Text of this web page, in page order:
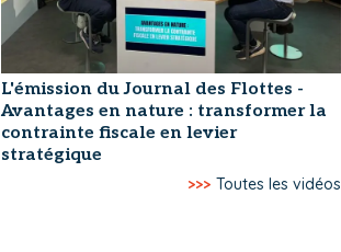
L'émission du Journal des Flottes -
Avantages en nature : transformer la
contrainte fiscale en levier
stratégique
>>> Toutes les vidéos